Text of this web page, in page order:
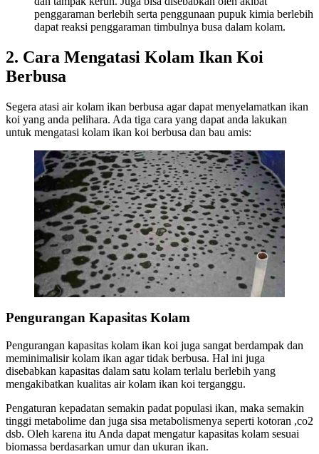
penggaraman berlebih serta penggunaan pupuk kimia berlebih
dapat reaksi penggaraman timbulnya busa dalam kolam.
2. Cara Mengatasi Kolam Ikan Koi
Berbusa
Segera atasi air kolam ikan berbusa agar dapat menyelamatkan ikan
koi yang anda pelihara. Ada tiga cara yang dapat anda lakukan
untuk mengatasi kolam ikan koi berbusa dan bau amis:
Pengurangan Kapasitas Kolam
Pengurangan kapasitas kolam ikan koi juga sangat berdampak dan
meminimalisir kolam ikan agar tidak berbusa. Hal ini juga
disebabkan kapasitas dalam satu kolam terlalu berlebih yang
mengakibatkan kualitas air kolam ikan koi terganggu.
Pengaturan kepadatan semakin padat populasi ikan, maka semakin
tinggi metabolime dan juga sisa metabolismenya seperti kotoran ,co2
dsb. Oleh karena itu Anda dapat mengatur kapasitas kolam sesuai
biomassa berdasarkan umur dan ukuran ikan.